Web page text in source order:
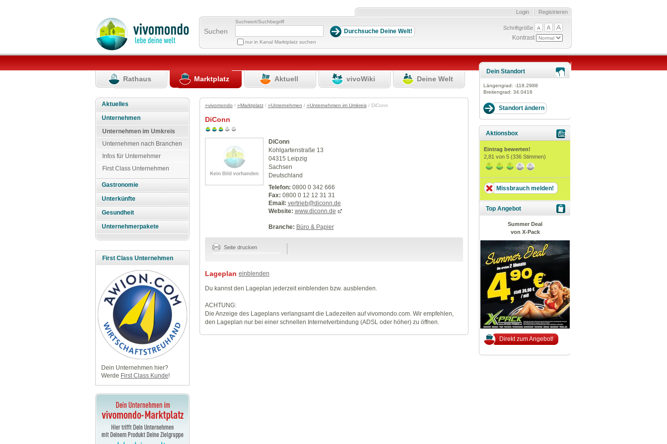
Registrieren
Login
Suchen
Suchwort/Suchbegriff
nur in Kanal Marktplatz suchen
Schriftgröße
Kontrast
Rathaus Marktplatz Aktuell vivoWiki Deine Welt
Aktuelles
Unternehmen
Unternehmen im Umkreis
Unternehmen nach Branchen
Infos für Unternehmer
First Class Unternehmen
Gastronomie
Unterkünfte
Gesundheit
Unternehmerpakete
First Class Unternehmen
Dein Unternehmen hier?
Werde First Class Kunde!
»vivomondo / »Marktplatz/ »Unternehmen / »Unternehmen im Umkreis/ DiConn
DiConn
DiConn
Kohlgartenstraße 13
04315 Leipzig
Sachsen
Deutschland
Telefon: 0800 0 342 666
Fax: 0800 0 12 12 31 31
Email: vertrieb@diconn.de
Website: www.diconn.de
Branche: Büro & Papier
Seite drucken
Lageplan einblenden
Du kannst den Lageplan jederzeit einblenden bzw. ausblenden.
ACHTUNG:
Die Anzeige des Lageplans verlangsamt die Ladezeiten auf vivomondo.com. Wir empfehlen,
den Lageplan nur bei einer schnellen Internetverbindung (ADSL oder höher) zu öffnen.
Dein Standort
Längengrad: -118.2988
Breitengrad: 34.0416
Aktionsbox
Eintrag bewerten!
2,81 von 5 (336 Stimmen)
Missbrauch melden!
Top Angebot
Summer Deal
von X-Pack
Direkt zum Angebot!